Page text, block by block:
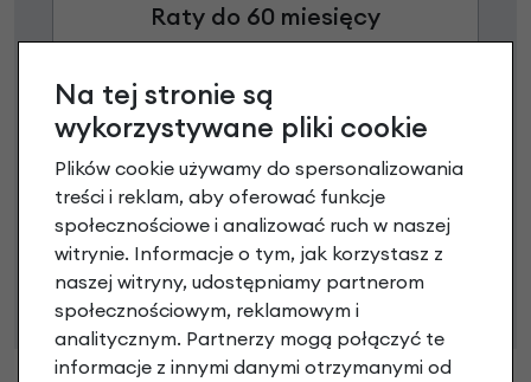
Raty do 60 miesięcy
Poznaj szczegóły
Niniejsza propozycja nie stanowi oferty w rozumieniu art.
66 Kodeksu Cywilnego. Ostateczna decyzja o warunkach
i przyznaniu kredytu zostanie podjęta po ocenie
zdolności kredytowej.
Na tej stronie są
wykorzystywane pliki cookie
Plików cookie używamy do spersonalizowania
treści i reklam, aby oferować funkcje
społecznościowe i analizować ruch w naszej
witrynie. Informacje o tym, jak korzystasz z
naszej witryny, udostępniamy partnerom
społecznościowym, reklamowym i
analitycznym. Partnerzy mogą połączyć te
informacje z innymi danymi otrzymanymi od